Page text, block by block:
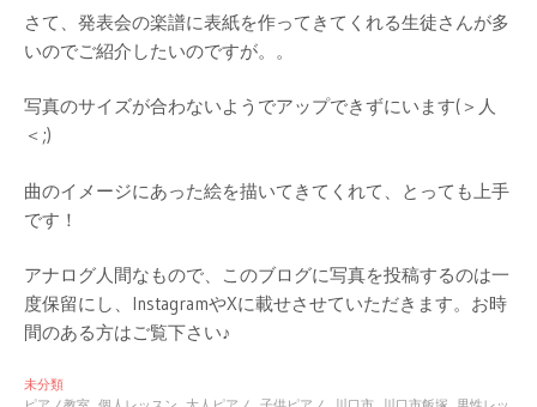
さて、発表会の楽譜に表紙を作ってきてくれる生徒さんが多
いのでご紹介したいのですが。。
写真のサイズが合わないようでアップできずにいます(＞人
＜;)
曲のイメージにあった絵を描いてきてくれて、とっても上手
です！
アナログ人間なもので、このブログに写真を投稿するのは一
度保留にし、InstagramやXに載せさせていただきます。お時
間のある方はご覧下さい♪
未分類